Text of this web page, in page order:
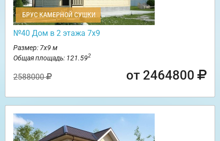
БРУС КАМЕРНОЙ СУШКИ
№40 Дом в 2 этажа 7х9
Размер: 7х9 м
Общая площадь: 121.592
2588000 от 2464800